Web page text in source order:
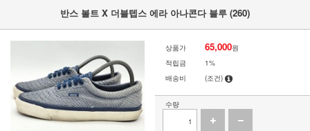
반스 볼트 X 더블텝스 에라 아나콘다 블루 (260)
상품가 65,000원
적립금
1%
배송비
(조건)
수량